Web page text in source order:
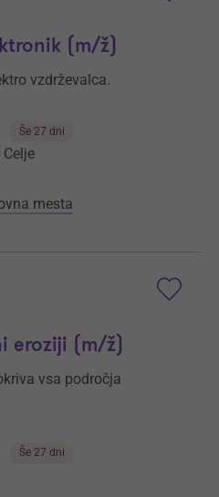
(m/ž)
vzdrževalca.
Še 27 dni
mesta
eroziji (m/ž)
vsa področja
Še 27 dni